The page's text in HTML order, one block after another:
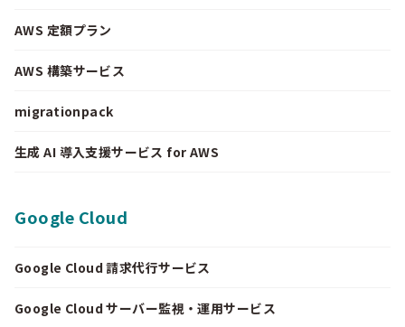
AWS 定額プラン
AWS 構築サービス
migrationpack
生成 AI 導入支援サービス for AWS
Google Cloud
Google Cloud 請求代行サービス
Google Cloud サーバー監視・運用サービス